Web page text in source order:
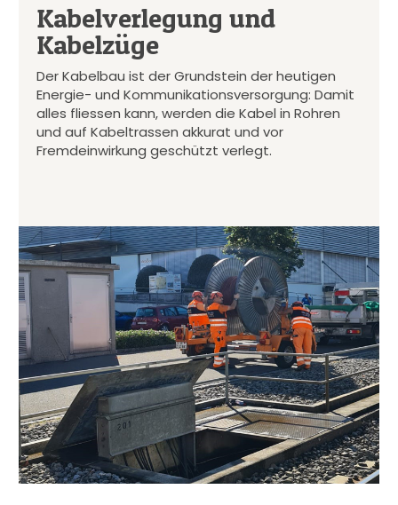
Kabelverlegung und
Kabelzüge
Der Kabelbau ist der Grundstein der heutigen
Energie- und Kommunikationsversorgung: Damit
alles fliessen kann, werden die Kabel in Rohren
und auf Kabeltrassen akkurat und vor
Fremdeinwirkung geschützt verlegt.